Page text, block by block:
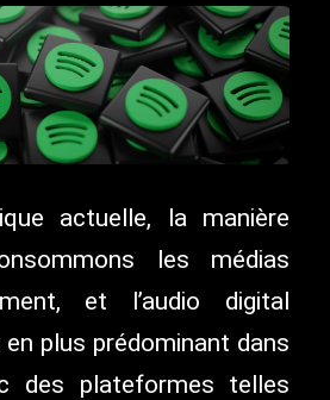
actuelle, la manière
les médias
et l’audio digital
plus prédominant dans
des plateformes telles